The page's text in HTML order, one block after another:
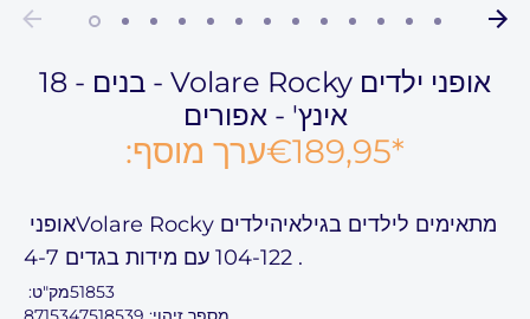
אופני ילדים Volare Rocky - בנים - 18
אינץ' - אפורים
ערך מוסף:€189,95*
אופני הילדים Volare Rockyמתאימים לילדים בגילאי
4-7 עם מידות בגדים 104-122 .
מק"ט:51853